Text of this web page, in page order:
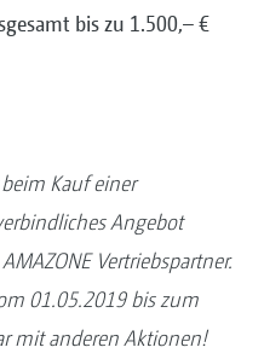
bis zu 1.500,– €
Kauf einer
Angebot
Vertriebspartner.
01.05.2019 bis zum
mit anderen Aktionen!